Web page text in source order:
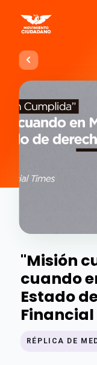
"Misión
cuando
Estado
Financial
RÉPLICA DE